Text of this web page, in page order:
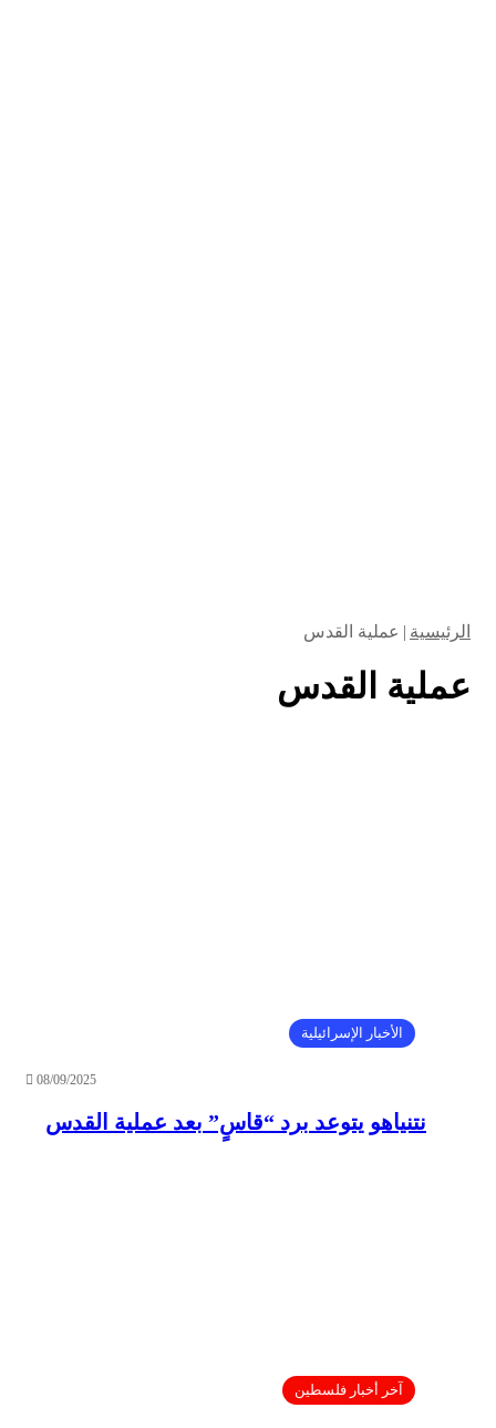
الرئيسية | عملية القدس
عملية القدس
الأخبار الإسرائيلية
08/09/2025
نتنياهو يتوعد برد “قاسٍ” بعد عملية القدس
آخر أخبار فلسطين